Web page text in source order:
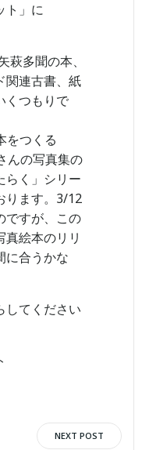
ト」に
多聞の本、
関連古書、紙
くつもりで
をつくる
んの写真集の
らく」シリー
ります。3/12
ですが、この
真絵本のリリ
に合うかな
してください
NEXT POST